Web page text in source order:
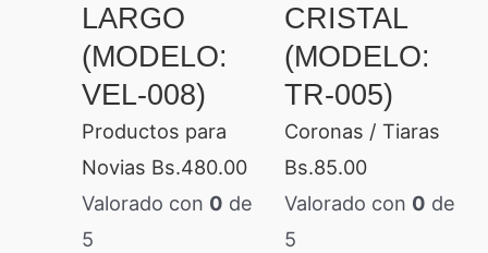
LARGO
(MODELO:
VEL-008)
Productos para
Novias Bs.480.00
Valorado con 0 de
5
CRISTAL
(MODELO:
TR-005)
Coronas / Tiaras
Bs.85.00
Valorado con 0 de
5